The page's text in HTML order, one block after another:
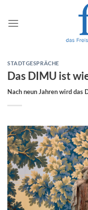
Inhalt
springen
STADTGESPRÄCHE
Das DIMU ist
Nach neun Jahren wird das